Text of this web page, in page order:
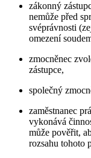
zákonný
nemůže před
svéprávnosti
omezení
zmocněnec
zástupce,
společný
zaměstnanec
vykonává
může pověřit,
rozsahu tohoto